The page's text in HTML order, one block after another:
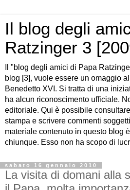
Il blog degli
Ratzinger 3
Il "blog degli amici di Papa
blog [3], vuole essere un omaggio
Benedetto XVI. Si tratta di una
ha alcun riconoscimento ufficiale.
editoriale. Qui è possibile
stampa e scrivere commenti
materiale contenuto in questo blog
chiunque. Esso non ha scopo di
sabato 16 gennaio 2010
La visita di domani alla